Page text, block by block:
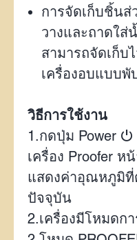
การจัดเก็บชิ้น
วางและถาดใส่
สามารถจัดเก็บ
เครื่องอบแบบพั
วิธีการใช้งาน
1.กดปุ่ม Power ⏻
เครื่อง Proofer หน้
แสดงค่าอุณหภูมิที่
ปัจจุบัน
2.เครื่องมีโหมดก